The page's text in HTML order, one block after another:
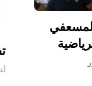
التربص
الأندية